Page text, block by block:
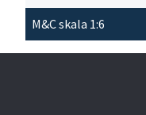
M&C skala 1:6